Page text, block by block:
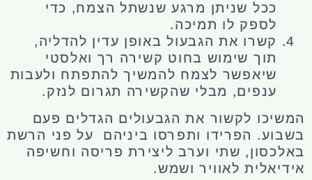
ככל שניתן מרגע שנשתל הצמח, כדי
לספק לו תמיכה.
קשרו את הגבעול באופן עדין להדליה,
תוך שימוש בחוט קשירה רך ואלסטי
שיאפשר לצמח להמשיך להתפתח ולעבות
ענפים, מבלי שהקשירה תגרום לנזק.
המשיכו לקשור את הגבעולים הגדלים פעם
בשבוע. הפרידו ותפרסו ביניהם על פני הרשת
באלכסון, שתי וערב ליצירת פריסה וחשיפה
אידיאלית לאוויר ושמש.